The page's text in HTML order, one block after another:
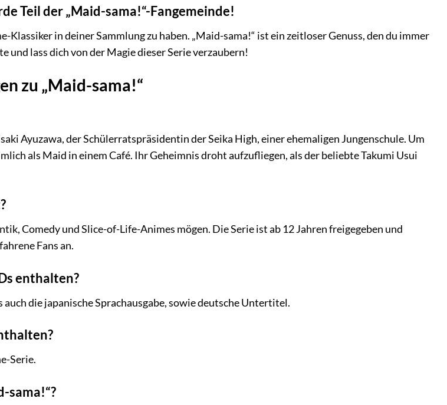
Teil der „Maid-sama!“-Fangemeinde!
Klassiker in deiner Sammlung zu haben. „Maid-sama!“ ist ein zeitloser Genuss, den du immer
und lass dich von der Magie dieser Serie verzaubern!
zu „Maid-sama!“
Ayuzawa, der Schülerratspräsidentin der Seika High, einer ehemaligen Jungenschule. Um
als Maid in einem Café. Ihr Geheimnis droht aufzufliegen, als der beliebte Takumi Usui
Comedy und Slice-of-Life-Animes mögen. Die Serie ist ab 12 Jahren freigegeben und
Fans an.
enthalten?
die japanische Sprachausgabe, sowie deutsche Untertitel.
Serie.
sama!“?